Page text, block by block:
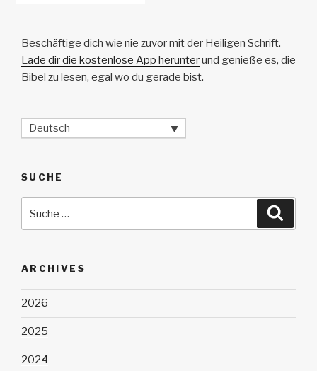
Beschäftige dich wie nie zuvor mit der Heiligen Schrift.
Lade dir die kostenlose App herunterund genieße es, die
Bibel zu lesen, egal wo du gerade bist.
Deutsch
SUCHE
nach:
ARCHIVES
2026
2025
2024